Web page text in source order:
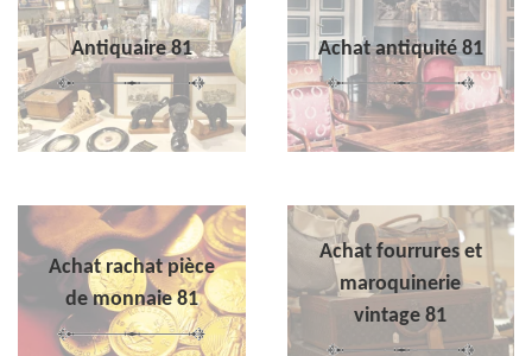
Antiquaire 81 Achat antiquité 81
Achat rachat pièce
de monnaie 81
Achat fourrures et
maroquinerie
vintage 81